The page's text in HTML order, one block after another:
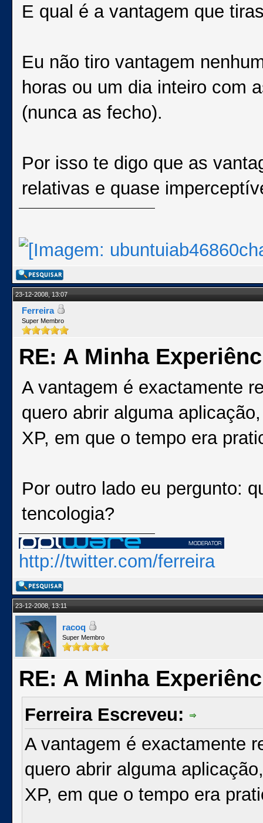
E qual é a vantagem que
Eu não tiro vantagem
horas ou um dia inteiro com
(nunca as fecho).
Por isso te digo que as
relativas e quase
23-12-2008, 13:07
Ferreira
Super Membro
RE: A Minha
A vantagem é exactamente
quero abrir alguma
XP, em que o tempo era
Por outro lado eu pergunto:
tencologia?
http://twitter.com/ferreira
23-12-2008, 13:11
racoq
Super Membro
RE: A Minha
Ferreira Escreveu:
A vantagem é exactamente
quero abrir alguma
XP, em que o tempo era